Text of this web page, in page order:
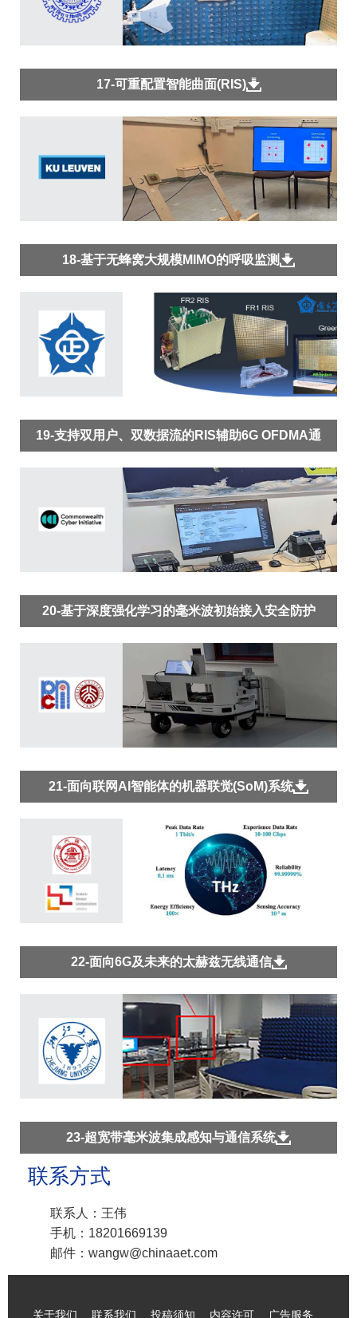
17-可重配置智能曲面(RIS)
18-基于无蜂窝大规模MIMO的呼吸监测
19-支持双用户、双数据流的RIS辅助6G OFDMA通
信平台
20-基于深度强化学习的毫米波初始接入安全防护
21-面向联网AI智能体的机器联觉(SoM)系统
22-面向6G及未来的太赫兹无线通信
23-超宽带毫米波集成感知与通信系统
联系方式
联系人：王伟
手机：18201669139
邮件：wangw@chinaaet.com
关于我们 联系我们 投稿须知 内容许可 广告服务